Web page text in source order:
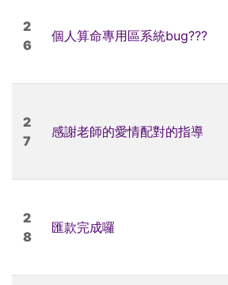
2
6
個人算命專用區系統bug???
2
7
感謝老師的愛情配對的指導
2
8
匯款完成囉